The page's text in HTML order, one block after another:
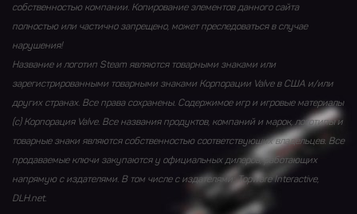
собственностью компании. Копирование элементов данного сайта
полностью или частично запрещено, может преследоваться в случае
нарушения!
Название и логотип Steam являются товарными знаками или
зарегистрированными товарными знаками Корпорации Valve в США и/или
других странах. Все права сохранены. Содержимое игр и игровые материалы
(с) Корпорация Valve. Все названия продуктов, компаний и марок, логотипы и
товарные знаки являются собственностью соответствующих владельцев. Все
продаваемые ключи закупаются у официальных дилеров, работающих
напрямую с издателями. В том числе с издателями: Topware Interactive,
DLH.net.